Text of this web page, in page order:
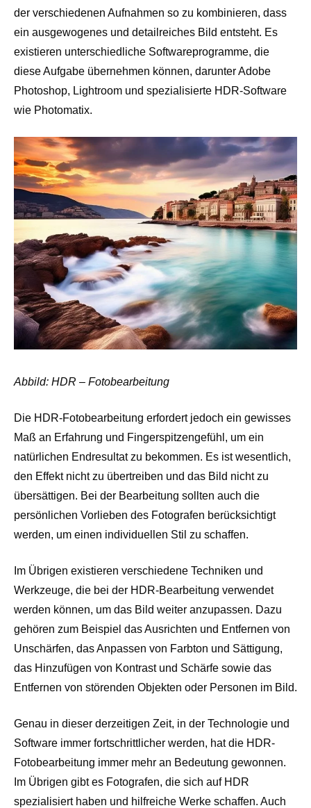
der verschiedenen Aufnahmen so zu kombinieren, dass
ein ausgewogenes und detailreiches Bild entsteht. Es
existieren unterschiedliche Softwareprogramme, die
diese Aufgabe übernehmen können, darunter Adobe
Photoshop, Lightroom und spezialisierte HDR-Software
wie Photomatix.
Abbild: HDR – Fotobearbeitung
Die HDR-Fotobearbeitung erfordert jedoch ein gewisses
Maß an Erfahrung und Fingerspitzengefühl, um ein
natürlichen Endresultat zu bekommen. Es ist wesentlich,
den Effekt nicht zu übertreiben und das Bild nicht zu
übersättigen. Bei der Bearbeitung sollten auch die
persönlichen Vorlieben des Fotografen berücksichtigt
werden, um einen individuellen Stil zu schaffen.
Im Übrigen existieren verschiedene Techniken und
Werkzeuge, die bei der HDR-Bearbeitung verwendet
werden können, um das Bild weiter anzupassen. Dazu
gehören zum Beispiel das Ausrichten und Entfernen von
Unschärfen, das Anpassen von Farbton und Sättigung,
das Hinzufügen von Kontrast und Schärfe sowie das
Entfernen von störenden Objekten oder Personen im Bild.
Genau in dieser derzeitigen Zeit, in der Technologie und
Software immer fortschrittlicher werden, hat die HDR-
Fotobearbeitung immer mehr an Bedeutung gewonnen.
Im Übrigen gibt es Fotografen, die sich auf HDR
spezialisiert haben und hilfreiche Werke schaffen. Auch